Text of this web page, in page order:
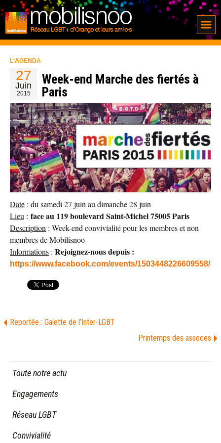
L'AGENDA
27
Juin
2015
Week-end Marche des fiertés à
Paris
Date : du samedi 27 juin au dimanche 28 juin
Lieu : face au 119 boulevard Saint-Michel 75005 Paris
Description : Week-end convivialité pour les membres et non
membres de Mobilisnoo
Informations : Rejoignez-nous depuis :
https://www.facebook.com/events/1503448226609558/
Reportée : Galette de l’Inter-LGBT
Printemps des assoces
Toute notre actu
Engagements
Réseau LGBT
Convivialité